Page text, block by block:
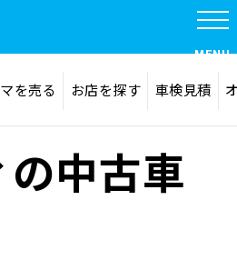
内検索
MENU
を売る お店を探す 車検見積
中古車